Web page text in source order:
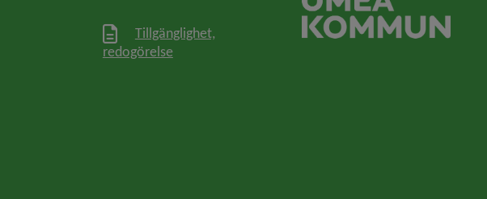
Tillgänglighet,
redogörelse